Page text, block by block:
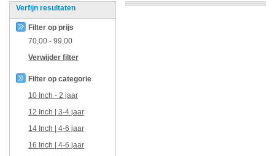
Verfijn resultaten
Filter op prijs
70,00 - 99,00
Verwijder filter
Filter op categorie
10 Inch - 2 jaar
12 Inch | 3-4 jaar
14 Inch | 4-6 jaar
16 Inch | 4-6 jaar